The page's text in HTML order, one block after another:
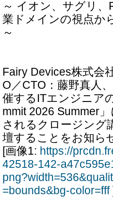
～ イオン、サグリ
業ドメインの視点か
～
Fairy Devices株式会
O／CTO：藤野真人
催するITエンジニア
mmit 2026 Summer
されるクロージング
壇することをお知ら
[画像1: https://
42518-142-
=bounds&bg-color=fff